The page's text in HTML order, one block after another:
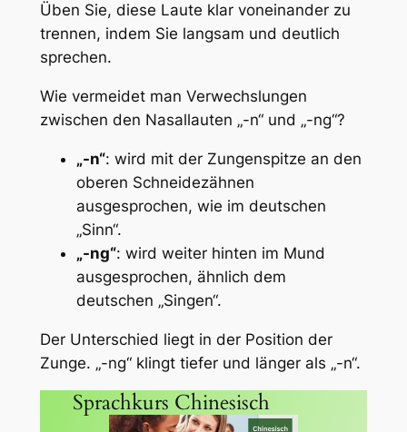
Üben Sie, diese Laute klar voneinander zu
trennen, indem Sie langsam und deutlich
sprechen.
Wie vermeidet man Verwechslungen
zwischen den Nasallauten „-n“ und „-ng“?
„-n“: wird mit der Zungenspitze an den
oberen Schneidezähnen
ausgesprochen, wie im deutschen
„Sinn“.
„-ng“: wird weiter hinten im Mund
ausgesprochen, ähnlich dem
deutschen „Singen“.
Der Unterschied liegt in der Position der
Zunge. „-ng“ klingt tiefer und länger als „-n“.
Sprachkurs Chinesisch